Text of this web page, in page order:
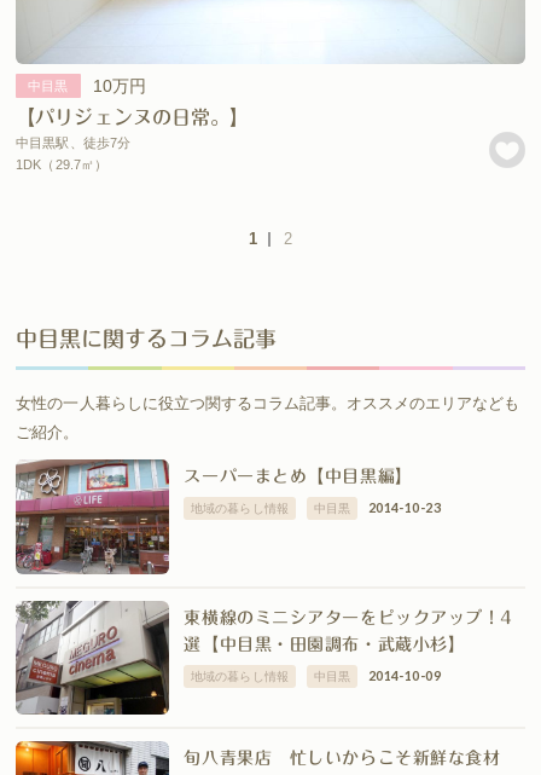
中目黒
10万円
【パリジェンヌの日常。】
中目黒駅、徒歩7分
1DK（29.7㎡）
1 2
中目黒に関するコラム記事
女性の一人暮らしに役立つ関するコラム記事。オススメのエリアなども
ご紹介。
スーパーまとめ【中目黒編】
地域の暮らし情報 中目黒 2014-10-23
東横線のミニシアターをピックアップ！4
選【中目黒・田園調布・武蔵小杉】
地域の暮らし情報 中目黒 2014-10-09
旬八青果店 忙しいからこそ新鮮な食材